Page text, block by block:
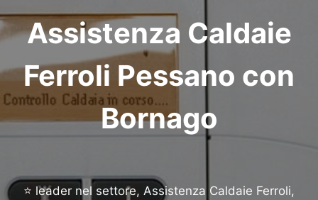
Assistenza Caldaie
Ferroli Pessano con
Bornago
⭐ leader nel settore, Assistenza Caldaie Ferroli,